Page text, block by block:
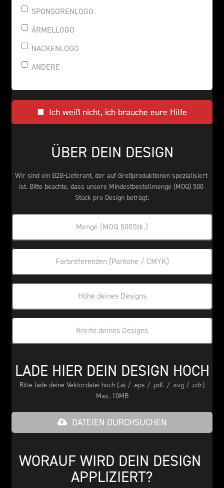
SPONSORENLOGO
ÄRMELLOGO
NACKENLOGO
ANDERE
Ich weiß nicht, ich brauche eure Hilfe
ÜBER DEIN DESIGN
Wir sind ein B2B-Lieferant, der auf Großproduktionen spezialisiert
ist. Bitte beachte, dass unsere Mindestbestellmenge (MOQ) 500
Stück pro Design beträgt.
LADE HIER DEIN DESIGN HOCH
Bitte lade deine Vektordatei hoch (.ai / .eps / .pdf. / .svg / .cdr)
Max. 10MB
DATEIEN DURCHSUCHEN
WORAUF WIRD DEIN DESIGN
APPLIZIERT?